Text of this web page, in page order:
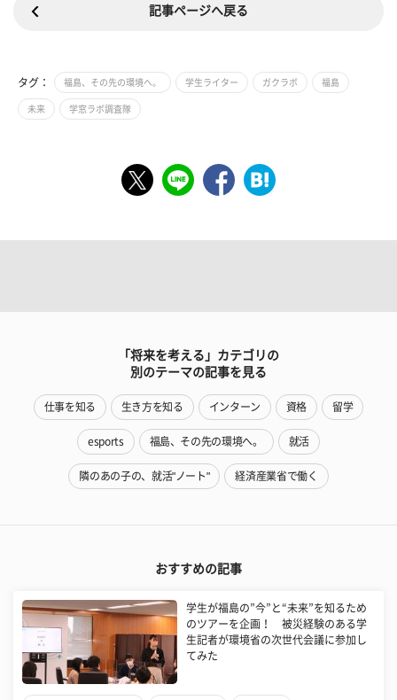
記事ページへ戻る
タグ： 福島、その先の環境へ。 学生ライター ガクラボ 福島
未来 学窓ラボ調査隊
「将来を考える」カテゴリの
別のテーマの記事を見る
仕事を知る 生き方を知る インターン 資格 留学
esports 福島、その先の環境へ。 就活
隣のあの子の、就活"ノート" 経済産業省で働く
おすすめの記事
学生が福島の”今”と“未来”を知るため
のツアーを企画！ 被災経験のある学
生記者が環境省の次世代会議に参加し
てみた